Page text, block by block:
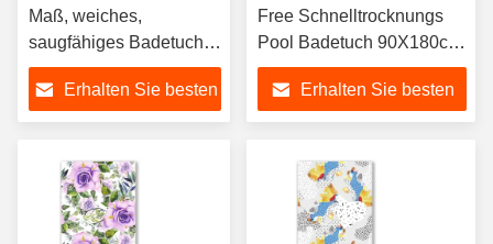
Maß, weiches,
saugfähiges Badetuch,
Strandtuch
Erhalten Sie besten
Free Schnelltrocknungs
Pool Badetuch 90X180cm
Mikrofiber Suede
Strandtuch mit Logo
Custom Strandtuch Druck
Erhalten Sie besten